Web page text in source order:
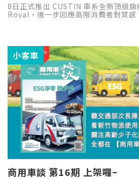
8日正式推出 CUSTIN 車系全新頂級
Royal，進一步回應高階消費者對質感
Royal 享政府舊換新補助最高 10 萬
小客車
商用車談 第16期 上架囉~